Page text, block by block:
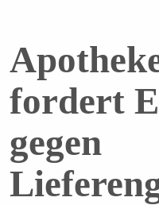
fordert
gegen